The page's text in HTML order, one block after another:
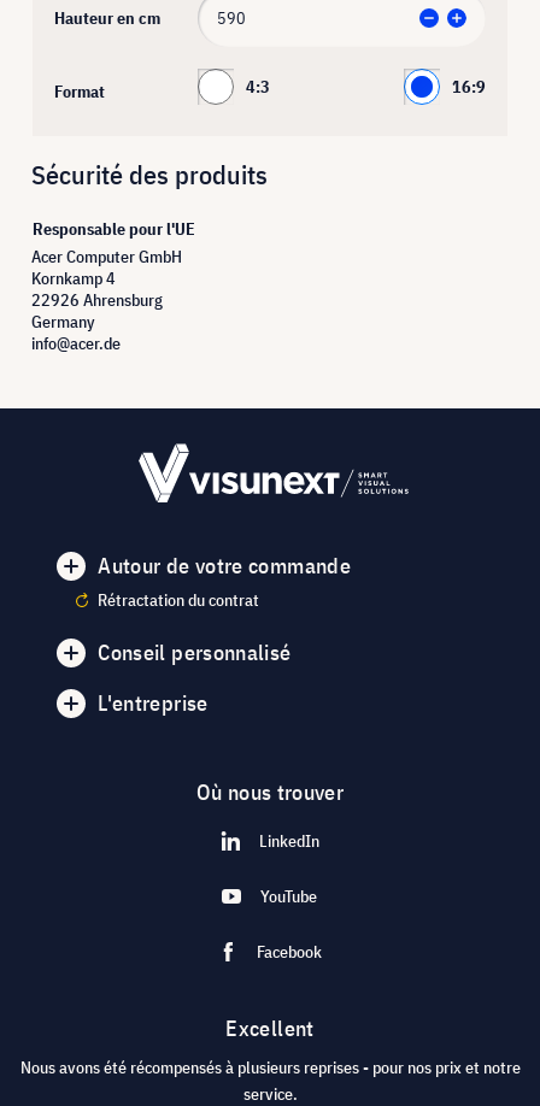
Hauteur en cm
Format 4:3 16:9
Sécurité des produits
Responsable pour l'UE
Acer Computer GmbH
Kornkamp 4
22926 Ahrensburg
Germany
info@acer.de
Autour de votre commande
Rétractation du contrat
Conseil personnalisé
L'entreprise
Où nous trouver
LinkedIn
YouTube
Facebook
Excellent
Nous avons été récompensés à plusieurs reprises - pour nos prix et notre
service.